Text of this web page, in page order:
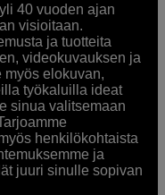
40 vuoden ajan
visioitaan.
ja tuotteita
videokuvauksen ja
elokuvan,
työkaluilla ideat
sinua valitsemaan
henkilökohtaista
ja
juuri sinulle sopivan